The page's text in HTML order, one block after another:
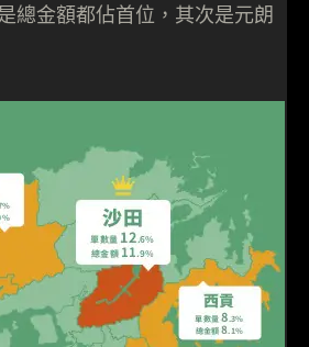
總金額都佔首位，其次是元朗